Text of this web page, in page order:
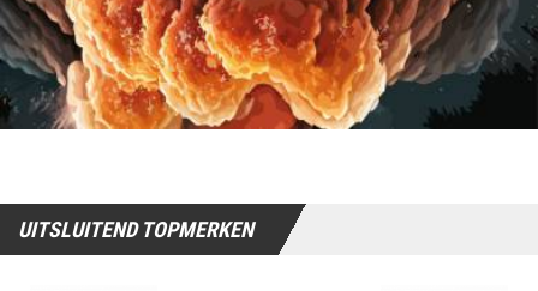
UITSLUITEND TOPMERKEN